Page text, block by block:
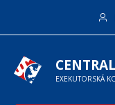
hlavnímu
obsahu
EXEKUTORSKÁ